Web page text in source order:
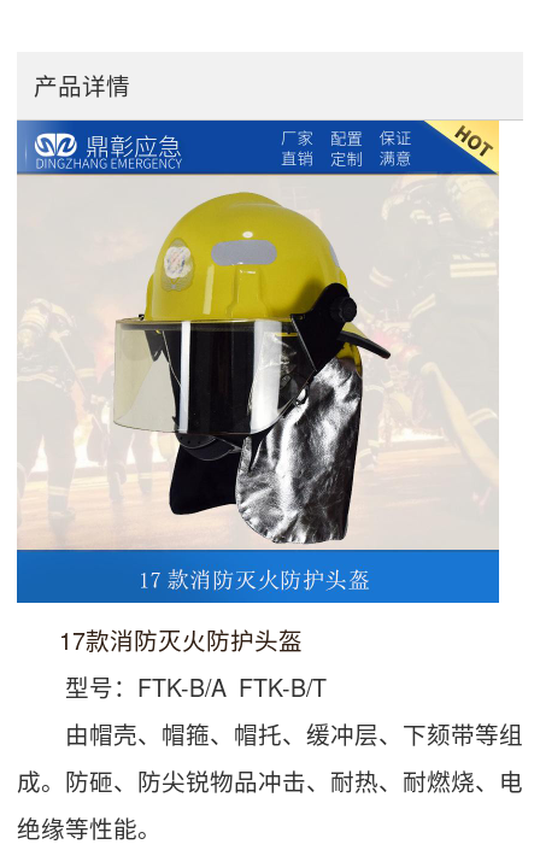
产品详情
17款消防灭火防护头盔
型号：FTK-B/A FTK-B/T
由帽壳、帽箍、帽托、缓冲层、下颏带等组
成。防砸、防尖锐物品冲击、耐热、耐燃烧、电
绝缘等性能。